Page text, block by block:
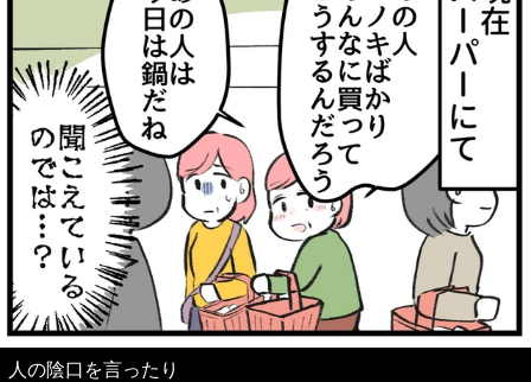
人の陰口を言ったり